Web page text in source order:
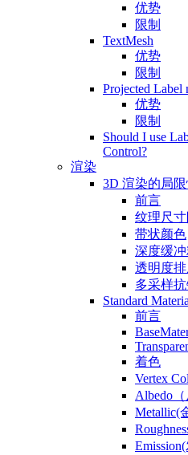
优势
限制
TextMesh
优势
限制
Projected Label
优势
限制
Should I use
Control?
渲染
3D 渲染的局
前言
纹理尺寸
带状颜色
深度缓
透明度
多采样
Standard
前言
着色
Vertex
Albedo（
Metallic(